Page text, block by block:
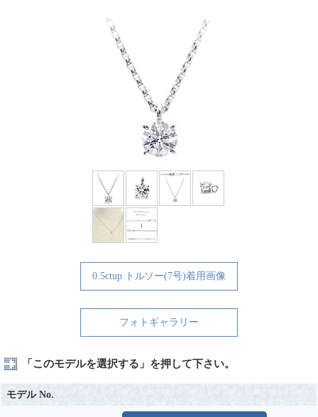
0.5ctup トルソー(7号)着用画像
フォトギャラリー
「このモデルを選択する」を押して下さい。
モデル No.